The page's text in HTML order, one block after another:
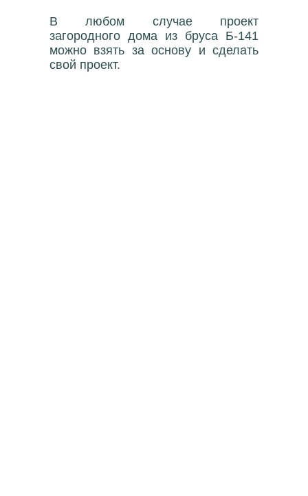
В любом случае проект
загородного дома из бруса Б-141
можно взять за основу и сделать
свой проект.